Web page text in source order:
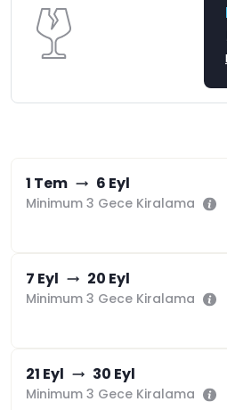
1 Tem 6 Eyl
Minimum 3 Gece Kiralama
7 Eyl 20 Eyl
Minimum 3 Gece Kiralama
21 Eyl 30 Eyl
Minimum 3 Gece Kiralama